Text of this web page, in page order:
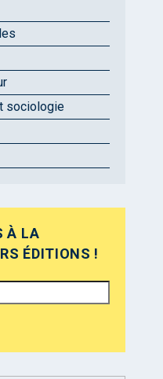
sociologie
À LA
ÉDITIONS !